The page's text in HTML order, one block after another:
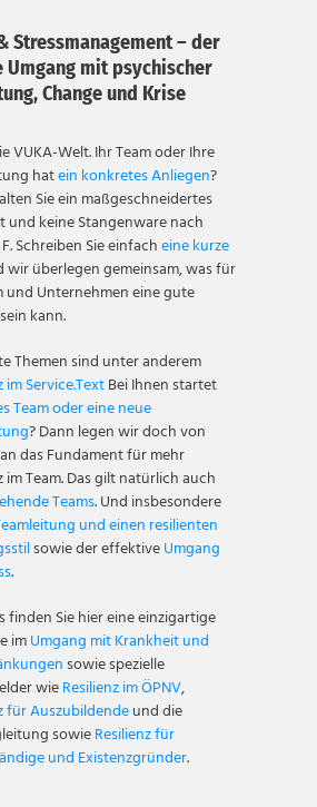
Stressmanagement – der
Umgang mit psychischer
Change und Krise
VUKA-Welt. Ihr Team oder Ihre
hatein konkretes Anliegen?
Sie ein maßgeschneidertes
und keine Stangenware nach
Schreiben Sie einfacheine kurze
überlegen gemeinsam, was für
und Unternehmen eine gute
kann.
Themen sind unter anderem
im Service.TextBei Ihnen startet
Team oder eine neue
? Dann legen wir doch von
das Fundament für mehr
im Team. Das gilt natürlich auch
Teams. Und insbesondere
und einen resilienten
sowie der effektiveUmgang
.
finden Sie hier eine einzigartige
imUmgang mit Krankheit und
sowie spezielle
wieResilienz im ÖPNV,
für Auszubildendeund die
sowieResilienz für
und Existenzgründer.